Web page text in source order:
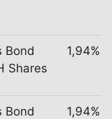
Bond
Shares
1,94%
Bond
1,94%